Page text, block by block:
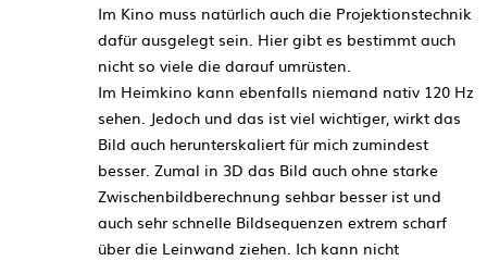
Im Kino muss natürlich auch die Projektionstechnik
dafür ausgelegt sein. Hier gibt es bestimmt auch
nicht so viele die darauf umrüsten.
Im Heimkino kann ebenfalls niemand nativ 120 Hz
sehen. Jedoch und das ist viel wichtiger, wirkt das
Bild auch herunterskaliert für mich zumindest
besser. Zumal in 3D das Bild auch ohne starke
Zwischenbildberechnung sehbar besser ist und
auch sehr schnelle Bildsequenzen extrem scharf
über die Leinwand ziehen. Ich kann nicht